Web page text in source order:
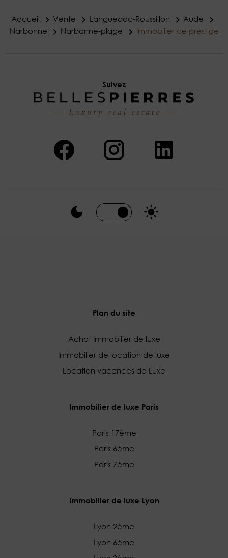
Accueil Vente Languedoc-Roussillon
Aude
Narbonne
Narbonne-plage Immobilier de prestige
Suivez
Plan du site
Achat Immobilier de luxe
Immobilier de location de luxe
Location vacances de Luxe
Immobilier de luxe Paris
Paris 17ème
Paris 6ème
Paris 7ème
Immobilier de luxe Lyon
Lyon 2ème
Lyon 6ème